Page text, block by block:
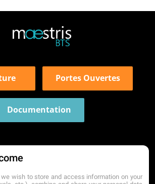
Portes Ouvertes
Documentation
we wish to store and access information on your